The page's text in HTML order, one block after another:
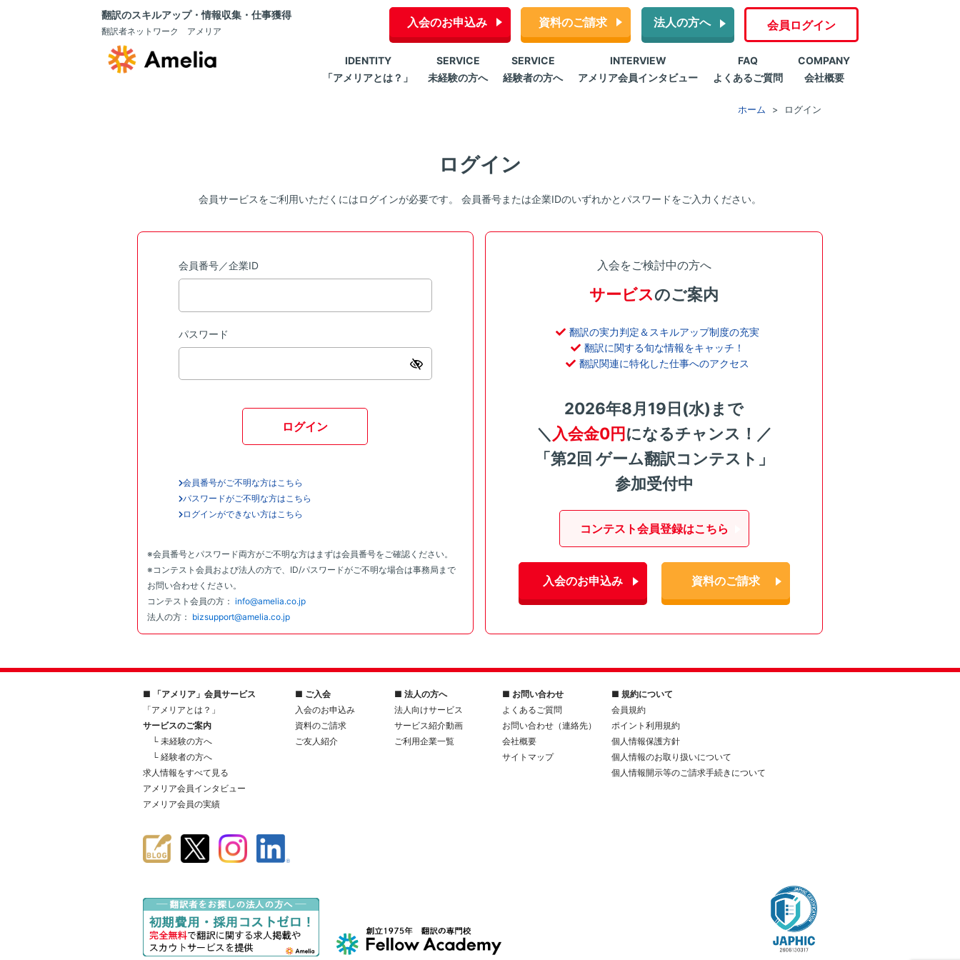
翻訳のスキルアップ・情報収集・仕事獲得
翻訳者ネットワーク アメリア
入会のお申込み 資料のご請求 法人の方へ 会員ログイン
IDENTITY
「アメリアとは？」
SERVICE
未経験の方へ
SERVICE
経験者の方へ
INTERVIEW
アメリア会員インタビュー
FAQ
よくあるご質問
COMPANY
会社概要
ホーム ログイン
ログイン
会員サービスをご利用いただくにはログインが必要です。 会員番号または企業IDのいずれかとパスワードをご入力ください。
会員番号／企業ID
パスワード
ログイン
会員番号がご不明な方はこちら
パスワードがご不明な方はこちら
ログインができない方はこちら
※会員番号とパスワード両方がご不明な方はまずは会員番号をご確認ください。
※コンテスト会員および法人の方で、ID/パスワードがご不明な場合は事務局まで
お問い合わせください。
コンテスト会員の方： info@amelia.co.jp
法人の方： bizsupport@amelia.co.jp
入会をご検討中の方へ
サービスのご案内
翻訳の実力判定＆スキルアップ制度の充実
翻訳に関する旬な情報をキャッチ！
翻訳関連に特化した仕事へのアクセス
2026年8月19日(水)まで
＼ 入会金0円になるチャンス！／
「第2回 ゲーム翻訳コンテスト」
参加受付中
コンテスト会員登録はこちら
入会のお申込み 資料のご請求
■ 「アメリア」会員サービス
「アメリアとは？」
サービスのご案内
└ 未経験の方へ
└ 経験者の方へ
求人情報をすべて見る
アメリア会員インタビュー
アメリア会員の実績
■ ご入会
入会のお申込み
資料のご請求
ご友人紹介
■ 法人の方へ
法人向けサービス
サービス紹介動画
ご利用企業一覧
■ お問い合わせ
よくあるご質問
お問い合わせ（連絡先）
会社概要
サイトマップ
■ 規約について
会員規約
ポイント利用規約
個人情報保護方針
個人情報のお取り扱いについて
個人情報開示等のご請求手続きについて